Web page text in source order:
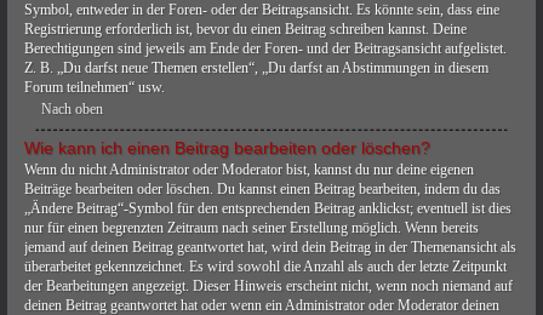
Symbol, entweder in der Foren- oder der Beitragsansicht. Es könnte sein, dass eine
Registrierung erforderlich ist, bevor du einen Beitrag schreiben kannst. Deine
Berechtigungen sind jeweils am Ende der Foren- und der Beitragsansicht aufgelistet.
Z. B. „Du darfst neue Themen erstellen“, „Du darfst an Abstimmungen in diesem
Forum teilnehmen“ usw.
Nach oben
Wie kann ich einen Beitrag bearbeiten oder löschen?
Wenn du nicht Administrator oder Moderator bist, kannst du nur deine eigenen
Beiträge bearbeiten oder löschen. Du kannst einen Beitrag bearbeiten, indem du das
„Ändere Beitrag“-Symbol für den entsprechenden Beitrag anklickst; eventuell ist dies
nur für einen begrenzten Zeitraum nach seiner Erstellung möglich. Wenn bereits
jemand auf deinen Beitrag geantwortet hat, wird dein Beitrag in der Themenansicht als
überarbeitet gekennzeichnet. Es wird sowohl die Anzahl als auch der letzte Zeitpunkt
der Bearbeitungen angezeigt. Dieser Hinweis erscheint nicht, wenn noch niemand auf
deinen Beitrag geantwortet hat oder wenn ein Administrator oder Moderator deinen